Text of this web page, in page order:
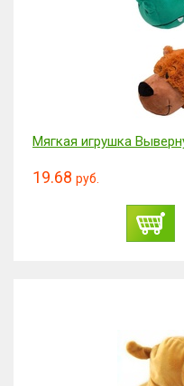
Мягкая игрушка
19.68 руб.